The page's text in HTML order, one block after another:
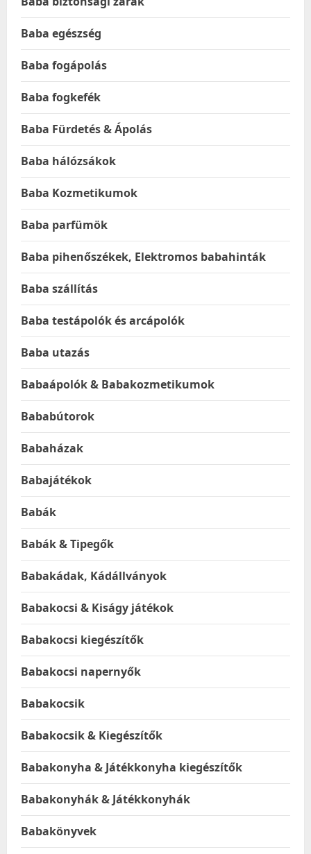
Baba egészség
Baba fogápolás
Baba fogkefék
Baba Fürdetés & Ápolás
Baba hálózsákok
Baba Kozmetikumok
Baba parfümök
Baba pihenőszékek, Elektromos babahinták
Baba szállítás
Baba testápolók és arcápolók
Baba utazás
Babaápolók & Babakozmetikumok
Bababútorok
Babaházak
Babajátékok
Babák
Babák & Tipegők
Babakádak, Kádállványok
Babakocsi & Kiságy játékok
Babakocsi kiegészítők
Babakocsi napernyők
Babakocsik
Babakocsik & Kiegészítők
Babakonyha & Játékkonyha kiegészítők
Babakonyhák & Játékkonyhák
Babakönyvek